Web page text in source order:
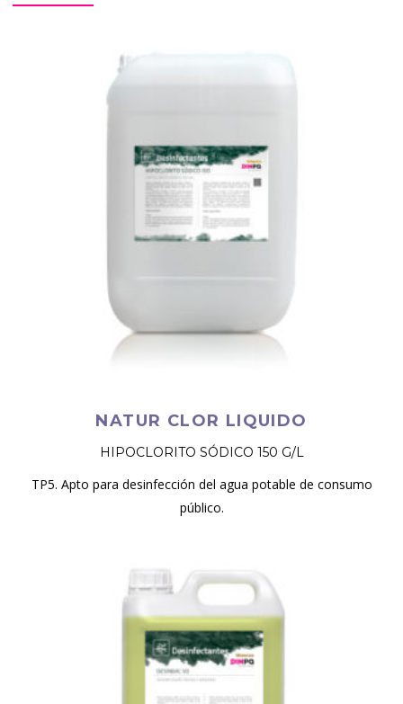
NATUR CLOR LIQUIDO
HIPOCLORITO SÓDICO 150 G/L
TP5. Apto para desinfección del agua potable de consumo
público.